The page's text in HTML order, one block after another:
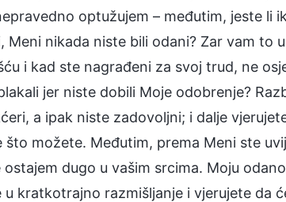
optužujem – međutim, jeste li
Meni nikada niste bili odani? Zar vam to
i kad ste nagrađeni za svoj trud, ne
jer niste dobili Moje odobrenje?
a ipak niste zadovoljni; i dalje
što možete. Međutim, prema Meni ste
ostajem dugo u vašim srcima. Moju
u kratkotrajno razmišljanje i vjerujete da